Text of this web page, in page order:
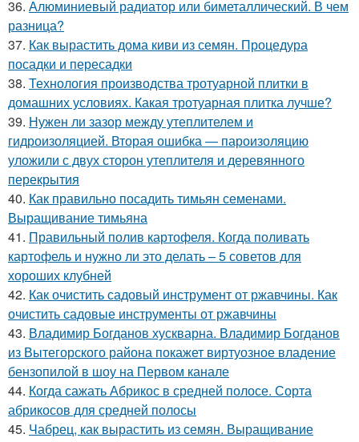
36. Алюминиевый радиатор или биметаллический. В чем
разница?
37. Как вырастить дома киви из семян. Процедура
посадки и пересадки
38. Технология производства тротуарной плитки в
домашних условиях. Какая тротуарная плитка лучше?
39. Нужен ли зазор между утеплителем и
гидроизоляцией. Вторая ошибка — пароизоляцию
уложили с двух сторон утеплителя и деревянного
перекрытия
40. Как правильно посадить тимьян семенами.
Выращивание тимьяна
41. Правильный полив картофеля. Когда поливать
картофель и нужно ли это делать – 5 советов для
хороших клубней
42. Как очистить садовый инструмент от ржавчины. Как
очистить садовые инструменты от ржавчины
43. Владимир Богданов хускварна. Владимир Богданов
из Вытегорского района покажет виртуозное владение
бензопилой в шоу на Первом канале
44. Когда сажать Абрикос в средней полосе. Сорта
абрикосов для средней полосы
45. Чабрец, как вырастить из семян. Выращивание